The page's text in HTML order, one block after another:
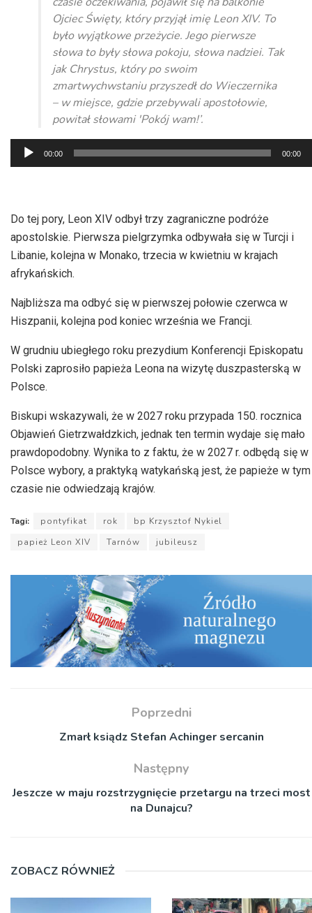
Ojciec Święty, który przyjął imię Leon XIV. To
było wyjątkowe przeżycie. Jego pierwsze
słowa to były słowa pokoju, słowa nadziei. Tak
jak Chrystus, który po swoim
zmartwychwstaniu przyszedł do Wieczernika
– w miejsce, gdzie przebywali apostołowie,
powitał słowami 'Pokój wam!’.
Odtwarzacz
plików
00:00 00:00
Do tej pory, Leon XIV odbył trzy zagraniczne podróże
apostolskie. Pierwsza pielgrzymka odbywała się w Turcji i
Libanie, kolejna w Monako, trzecia w kwietniu w krajach
afrykańskich.
Najbliższa ma odbyć się w pierwszej połowie czerwca w
Hiszpanii, kolejna pod koniec września we Francji.
W grudniu ubiegłego roku prezydium Konferencji Episkopatu
Polski zaprosiło papieża Leona na wizytę duszpasterską w
Polsce.
Biskupi wskazywali, że w 2027 roku przypada 150. rocznica
Objawień Gietrzwałdzkich, jednak ten termin wydaje się mało
prawdopodobny. Wynika to z faktu, że w 2027 r. odbędą się w
Polsce wybory, a praktyką watykańską jest, że papieże w tym
czasie nie odwiedzają krajów.
Tagi: pontyfikat rok
bp Krzysztof Nykiel
papież Leon XIV
Tarnów jubileusz
Poprzedni
Zmarł ksiądz Stefan Achinger sercanin
Następny
Jeszcze w maju rozstrzygnięcie przetargu na trzeci most
na Dunajcu?
ZOBACZ RÓWNIEŻ